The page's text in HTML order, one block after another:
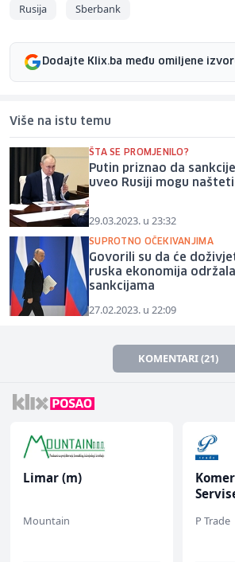
Rusija Sberbank
Dodajte Klix.ba među omiljene
Više na istu temu
ŠTA SE PROMJENILO?
Putin priznao da
uveo Rusiji mogu
29.03.2023. u 23:32
SUPROTNO OČEKIVANJIMA
Govorili su da će
ruska ekonomija
sankcijama
27.02.2023. u 22:09
KOMENTARI (21)
Limar (m)
Mountain P Trade